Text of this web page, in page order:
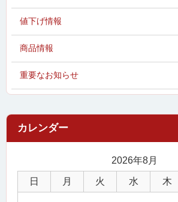
値下げ情報
商品情報
重要なお知らせ
2026年8月
日 月 火 水 木